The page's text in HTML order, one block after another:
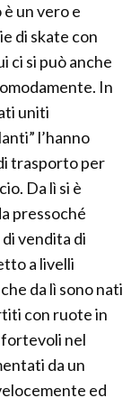
un vero e
di skate con
ci si può anche
In
uniti
l’hanno
trasporto per
Da lì si è
pressoché
vendita di
a livelli
da lì sono nati
con ruote in
nel
da un
ed